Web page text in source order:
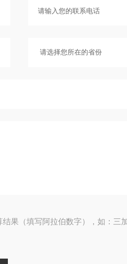
结果（填写阿拉伯数字），如：三